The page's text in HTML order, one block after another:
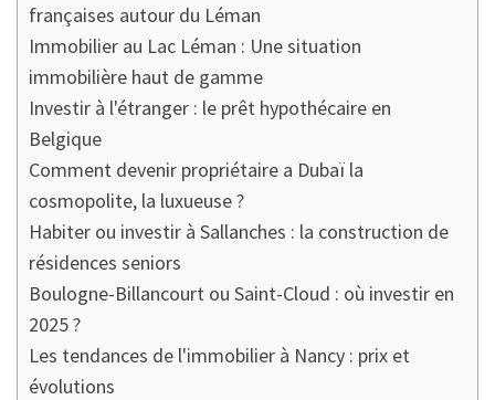
françaises autour du Léman
Immobilier au Lac Léman : Une situation
immobilière haut de gamme
Investir à l'étranger : le prêt hypothécaire en
Belgique
Comment devenir propriétaire a Dubaï la
cosmopolite, la luxueuse ?
Habiter ou investir à Sallanches : la construction de
résidences seniors
Boulogne-Billancourt ou Saint-Cloud : où investir en
2025 ?
Les tendances de l'immobilier à Nancy : prix et
évolutions